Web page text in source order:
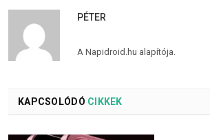
PÉTER
A Napidroid.hu alapítója.
KAPCSOLÓDÓ CIKKEK